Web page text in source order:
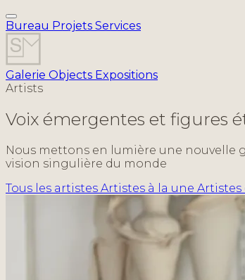
Bureau Projets Services
Galerie Objects Expositions
Artists
Voix émergentes et figures
Nous mettons en lumière une nouvelle
vision singulière du monde
Tous les artistes Artistes à la une Artistes